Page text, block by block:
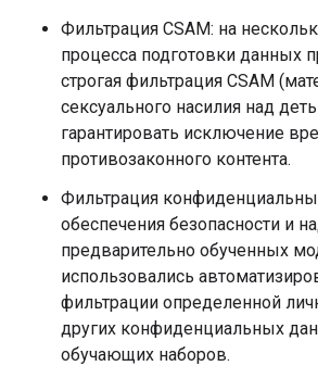
Фильтрация CSAM: на
процесса подготовки данных
строгая фильтрация CSAM
сексуального насилия над
гарантировать исключение
противозаконного контента.
Фильтрация
обеспечения безопасности и
предварительно обученных
использовались
фильтрации определенной
других конфиденциальных
обучающих наборов.